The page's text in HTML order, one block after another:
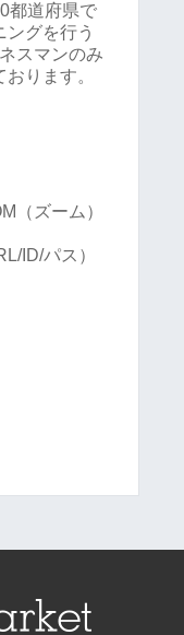
都道府県で
グを行う
スマンのみ
ります。
（ズーム）
ID/パス）